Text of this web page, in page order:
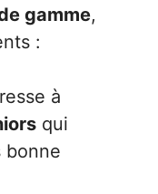
gamme,
:
à
qui
bonne